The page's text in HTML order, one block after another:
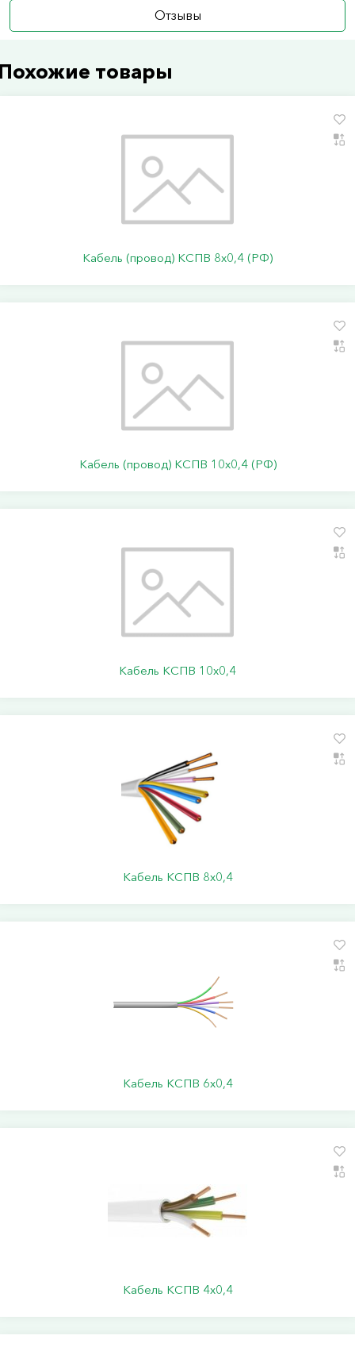
Отзывы
товары
Кабель (провод) КСПВ 8х0,4 (РФ)
Кабель (провод) КСПВ 10х0,4 (РФ)
Кабель КСПВ 10х0,4
Кабель КСПВ 8х0,4
Кабель КСПВ 6х0,4
Кабель КСПВ 4х0,4